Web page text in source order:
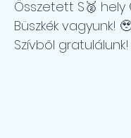
Összetett S🥈 hely
Büszkék vagyunk!
Szívből